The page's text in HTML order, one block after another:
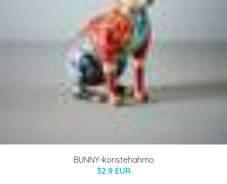
BUNNY-koristehahmo
32.9 EUR